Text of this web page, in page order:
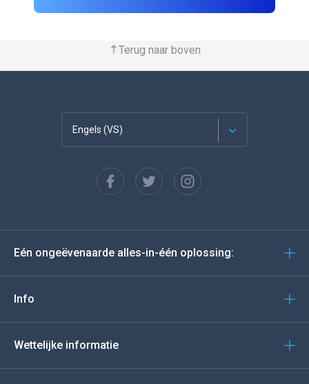
Terug naar boven
Engels (VS)
Español
Deutsch
Eén ongeëvenaarde alles-in-één oplossing:
Info
Wettelijke informatie